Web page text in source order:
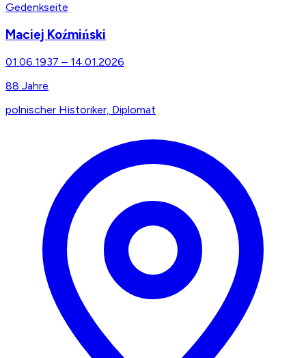
Gedenkseite
Maciej Koźmiński
01.06.1937 – 14.01.2026
88 Jahre
polnischer Historiker, Diplomat